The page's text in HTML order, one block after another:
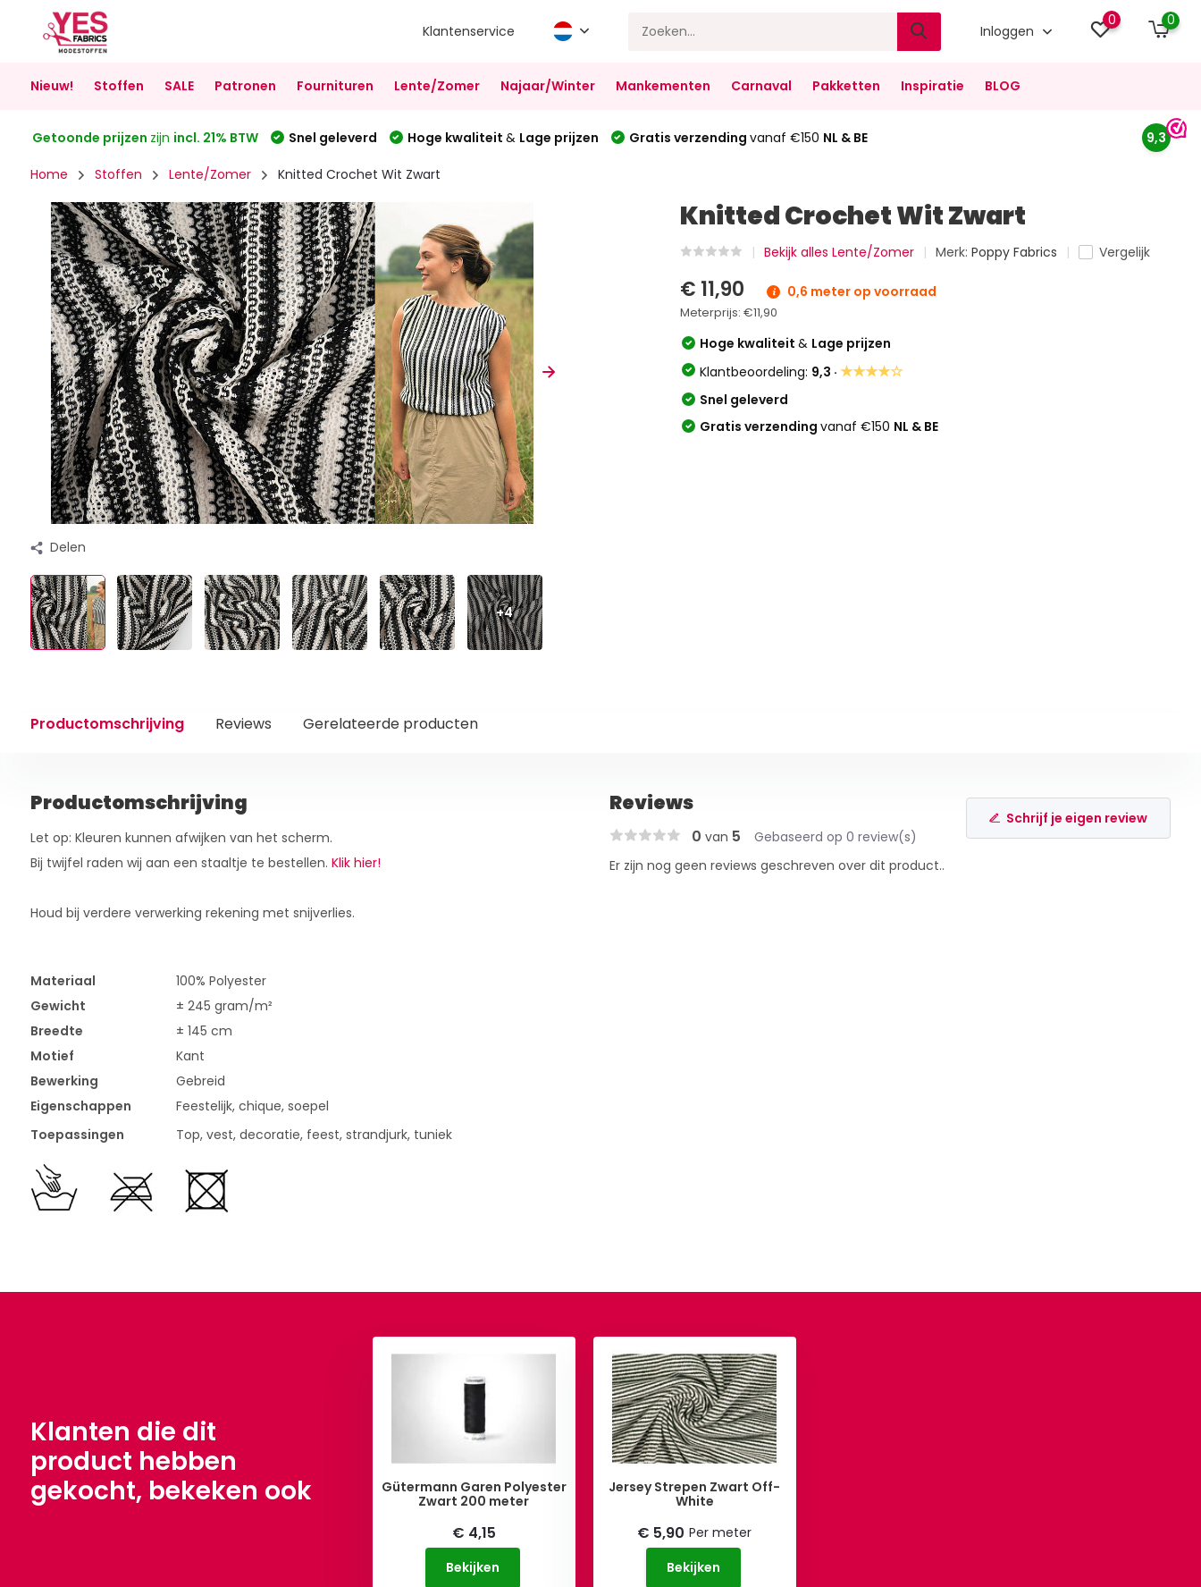
Klantenservice Inloggen
0 0
Nieuw! Stoffen SALE Patronen Fournituren Lente/Zomer Najaar/Winter Mankementen Carnaval Pakketten Inspiratie BLOG
Getoonde prijzen zijn incl. 21% BTW Snel geleverd Hoge kwaliteit & Lage prijzen Gratis verzending vanaf €150 NL & BE 9,3
Home Stoffen Lente/Zomer Knitted Crochet Wit Zwart
Delen
+4
Knitted Crochet Wit Zwart
Bekijk alles Lente/Zomer Merk:Poppy Fabrics Vergelijk
€ 11,90 0,6 meter op voorraad
Meterprijs:€11,90
Hoge kwaliteit& Lage prijzen
Klantbeoordeling: 9,3 ·★★★★☆
Snel geleverd
Gratis verzendingvanaf €150 NL & BE
Productomschrijving Reviews Gerelateerde producten
Productomschrijving
Let op: Kleuren kunnen afwijken van het scherm.
Bij twijfel raden wij aan een staaltje te bestellen. Klik hier!
Houd bij verdere verwerking rekening met snijverlies.
Materiaal
100% Polyester
Gewicht
± 245 gram/m²
Breedte
± 145 cm
Motief
Kant
Bewerking
Gebreid
Eigenschappen
Feestelijk, chique, soepel
Toepassingen
Top, vest, decoratie, feest, strandjurk, tuniek
Reviews
0 van 5 Gebaseerd op 0 review(s)
Schrijf je eigen review
Er zijn nog geen reviews geschreven over dit product..
Klanten die dit
product hebben
gekocht, bekeken ook
Gütermann Garen Polyester
Zwart 200 meter
€ 4,15
Bekijken
Jersey Strepen Zwart Off-
White
€ 5,90 Per meter
Bekijken